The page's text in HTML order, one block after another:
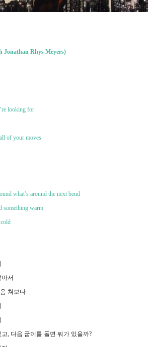
Jonathan Rhys Meyers)
looking for
of your moves
what’s around the next bend
something warm
서
쳐보다
, 다음 굽이를 돌면 뭐가 있을까?